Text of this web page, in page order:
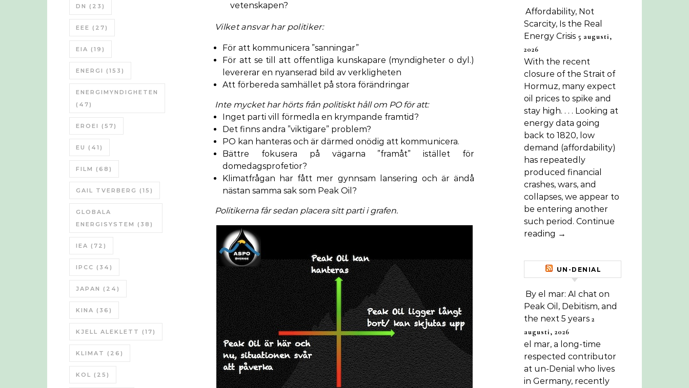
DN (23)
EEE (27)
EIA (19)
ENERGI (153)
ENERGIMYNDIGHETEN
(47)
EROEI (57)
EU (41)
FILM (68)
GAIL TVERBERG (15)
GLOBALA
ENERGISYSTEM (38)
IEA (72)
IPCC (34)
JAPAN (24)
KINA (36)
KJELL ALEKLETT (17)
KLIMAT (26)
KOL (25)
vetenskapen?
Vilket ansvar har politiker:
För att kommunicera ”sanningar”
För att se till att offentliga kunskapare (myndigheter o dyl.)
levererar en nyanserad bild av verkligheten
Att förbereda samhället på stora förändringar
Inte mycket har hörts från politiskt håll om PO för att:
Inget parti vill förmedla en krympande framtid?
Det finns andra ”viktigare” problem?
PO kan hanteras och är därmed onödig att kommunicera.
Bättre fokusera på vägarna ”framåt” istället för
domedagsprofetior?
Klimatfrågan har fått mer gynnsam lansering och är ändå
nästan samma sak som Peak Oil?
Politikerna får sedan placera sitt parti i grafen.
Affordability, Not
Scarcity, Is the Real
Energy Crisis 5 augusti,
2026
With the recent
closure of the Strait of
Hormuz, many expect
oil prices to spike and
stay high. . . . Looking at
energy data going
back to 1820, low
demand (affordability)
has repeatedly
produced financial
crashes, wars, and
collapses, we appear to
be entering another
such period. Continue
reading →
UN-DENIAL
By el mar: AI chat on
Peak Oil, Debitism, and
the next 5 years 2
augusti, 2026
el mar, a long-time
respected contributor
at un-Denial who lives
in Germany, recently